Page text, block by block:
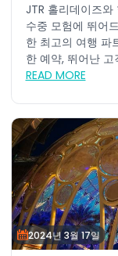
JTR 홀리데이즈
수중 모험에 뛰어
한 최고의 여행 파
한 예약, 뛰어난 고
READ MORE
2024년 3월 17일